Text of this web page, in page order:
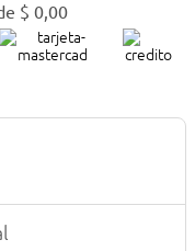
$ 0,00